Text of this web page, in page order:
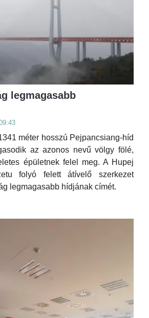
legmagasabb
méter hosszú Pejpancsiang-híd
az azonos nevű völgy fölé,
épületnek felel meg. A Hupej
folyó felett átívelő szerkezet
legmagasabb hídjának címét.